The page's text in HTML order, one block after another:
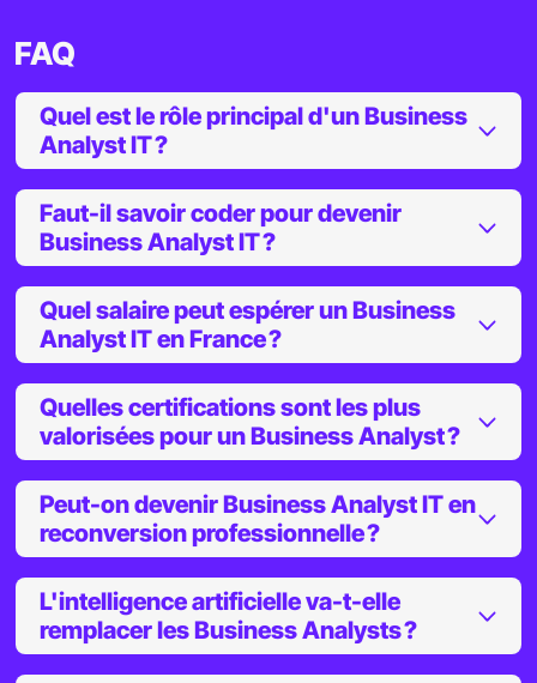
FAQ
Quel est le rôle principal d'un Business
Analyst IT ?
Faut-il savoir coder pour devenir
Business Analyst IT ?
Quel salaire peut espérer un Business
Analyst IT en France ?
Quelles certifications sont les plus
valorisées pour un Business Analyst ?
Peut-on devenir Business Analyst IT en
reconversion professionnelle ?
L'intelligence artificielle va-t-elle
remplacer les Business Analysts ?